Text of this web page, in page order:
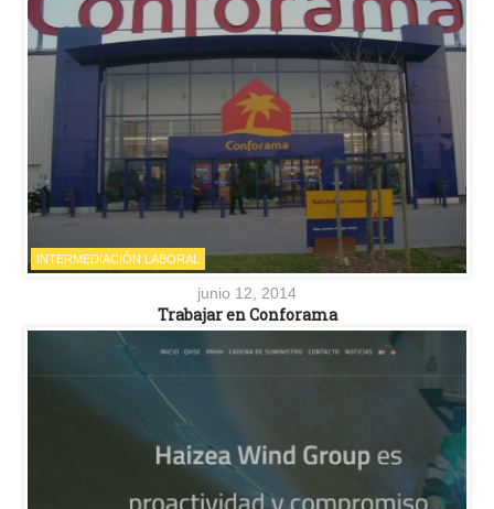
INTERMEDIACIÓN LABORAL
junio 12, 2014
Trabajar en Conforama